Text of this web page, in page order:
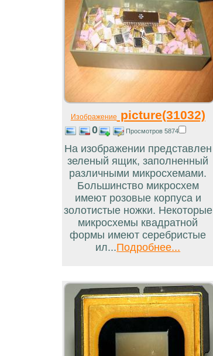
Изображение picture(31032)
0 Просмотров 5874
На изображении представлен
зеленый ящик, заполненный
различными микросхемами.
Большинство микросхем
имеют розовые корпуса и
золотистые ножки. Некоторые
микросхемы квадратной
формы имеют серебристые
ил...Подробнее...